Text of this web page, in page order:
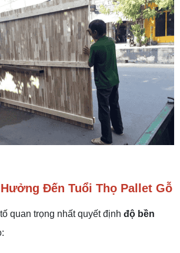
Đến Tuổi Thọ Pallet Gỗ
quan trọng nhất quyết định độ bền